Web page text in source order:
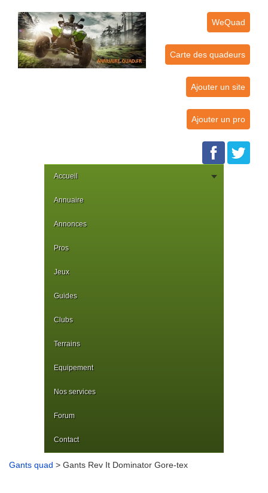
WeQuad
Carte des quadeurs
Ajouter un site
Ajouter un pro
Accueil
Annuaire
Annonces
Pros
Jeux
Guides
Clubs
Terrains
Equipement
Nos services
Forum
Contact
Gants quad > Gants Rev It Dominator Gore-tex